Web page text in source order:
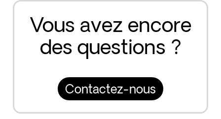
Vous avez encore
des questions ?
Contactez-nous